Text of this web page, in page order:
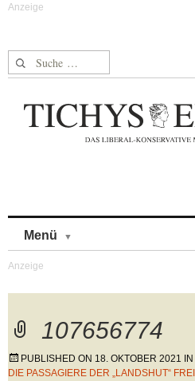
Suche nach:
Menü
107656774
PUBLISHED ON 18. OKTOBER 2021 IN
DIE PASSAGIERE DER „LANDSHUT“ FREI